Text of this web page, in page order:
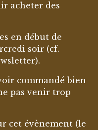
acheter des
en début de
soir (cf.
commandé bien
pas venir trop
cet évènement (le